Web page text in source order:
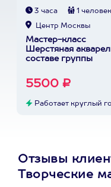
3 часа 1 человек
Центр Москвы
Мастер-класс
Шерстяная
составе группы
5500 ₽
Работает круглый
Отзывы
Творческие